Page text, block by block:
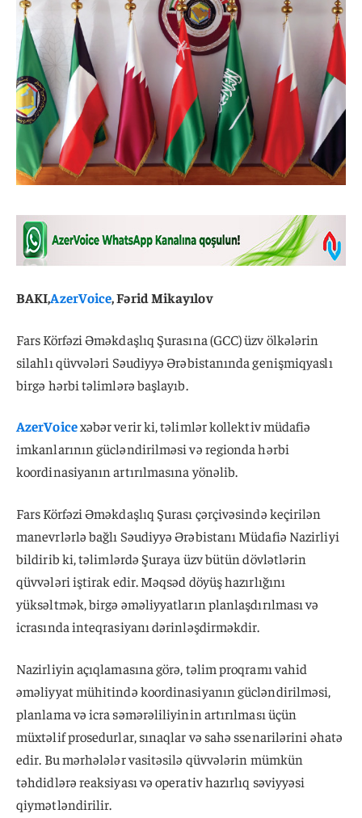
BAKI,AzerVoice, Fərid Mikayılov
Fars Körfəzi Əməkdaşlıq Şurasına (GCC) üzv ölkələrin
silahlı qüvvələri Səudiyyə Ərəbistanında genişmiqyaslı
birgə hərbi təlimlərə başlayıb.
AzerVoicexəbər verir ki, təlimlər kollektiv müdafiə
imkanlarının gücləndirilməsi və regionda hərbi
koordinasiyanın artırılmasına yönəlib.
Fars Körfəzi Əməkdaşlıq Şurası çərçivəsində keçirilən
manevrlərlə bağlı Səudiyyə Ərəbistanı Müdafiə Nazirliyi
bildirib ki, təlimlərdə Şuraya üzv bütün dövlətlərin
qüvvələri iştirak edir. Məqsəd döyüş hazırlığını
yüksəltmək, birgə əməliyyatların planlaşdırılması və
icrasında inteqrasiyanı dərinləşdirməkdir.
Nazirliyin açıqlamasına görə, təlim proqramı vahid
əməliyyat mühitində koordinasiyanın gücləndirilməsi,
planlama və icra səmərəliliyinin artırılması üçün
müxtəlif prosedurlar, sınaqlar və sahə ssenarilərini əhatə
edir. Bu mərhələlər vasitəsilə qüvvələrin mümkün
təhdidlərə reaksiyası və operativ hazırlıq səviyyəsi
qiymətləndirilir.